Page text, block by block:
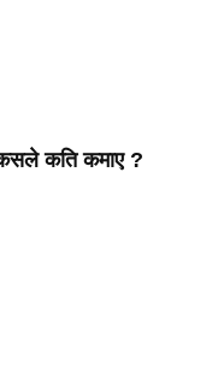
कसले कति कमाए ?